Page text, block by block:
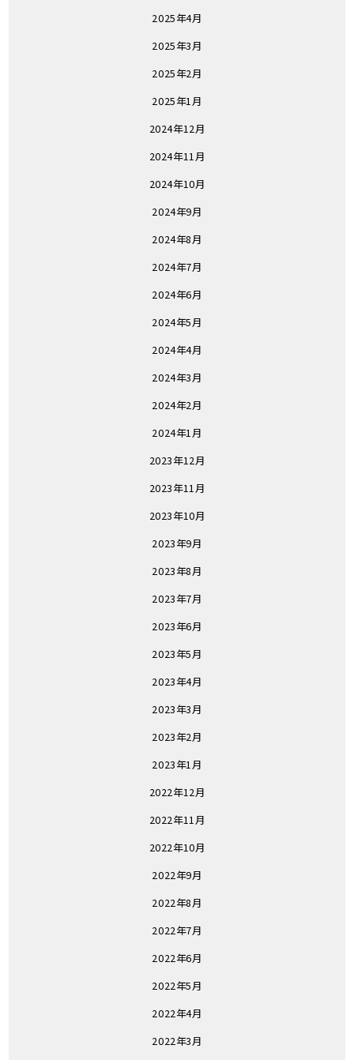
2025年4月
2025年3月
2025年2月
2025年1月
2024年12月
2024年11月
2024年10月
2024年9月
2024年8月
2024年7月
2024年6月
2024年5月
2024年4月
2024年3月
2024年2月
2024年1月
2023年12月
2023年11月
2023年10月
2023年9月
2023年8月
2023年7月
2023年6月
2023年5月
2023年4月
2023年3月
2023年2月
2023年1月
2022年12月
2022年11月
2022年10月
2022年9月
2022年8月
2022年7月
2022年6月
2022年5月
2022年4月
2022年3月